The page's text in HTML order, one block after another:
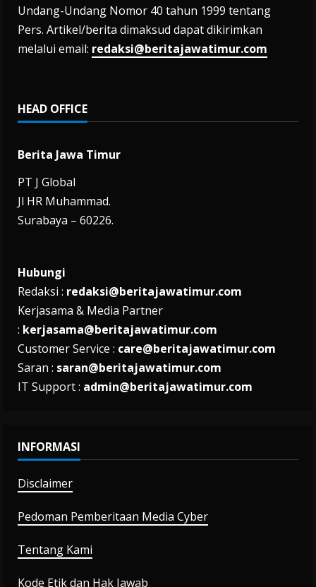
Undang-Undang Nomor 40 tahun 1999 tentang
Pers. Artikel/berita dimaksud dapat dikirimkan
melalui email: redaksi@beritajawatimur.com
HEAD OFFICE
Berita Jawa Timur
PT J Global
Jl HR Muhammad.
Surabaya – 60226.
Hubungi
Redaksi : redaksi@beritajawatimur.com
Kerjasama & Media Partner
: kerjasama@beritajawatimur.com
Customer Service : care@beritajawatimur.com
Saran : saran@beritajawatimur.com
IT Support : admin@beritajawatimur.com
INFORMASI
Disclaimer
Pedoman Pemberitaan Media Cyber
Tentang Kami
Kode Etik dan Hak Jawab